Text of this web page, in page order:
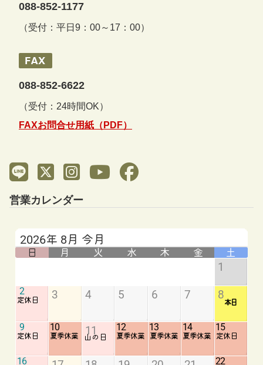
088-852-1177
（受付：平日9：00～17：00）
088-852-6622
（受付：24時間OK）
FAXお問合せ用紙（PDF）
営業カレンダー